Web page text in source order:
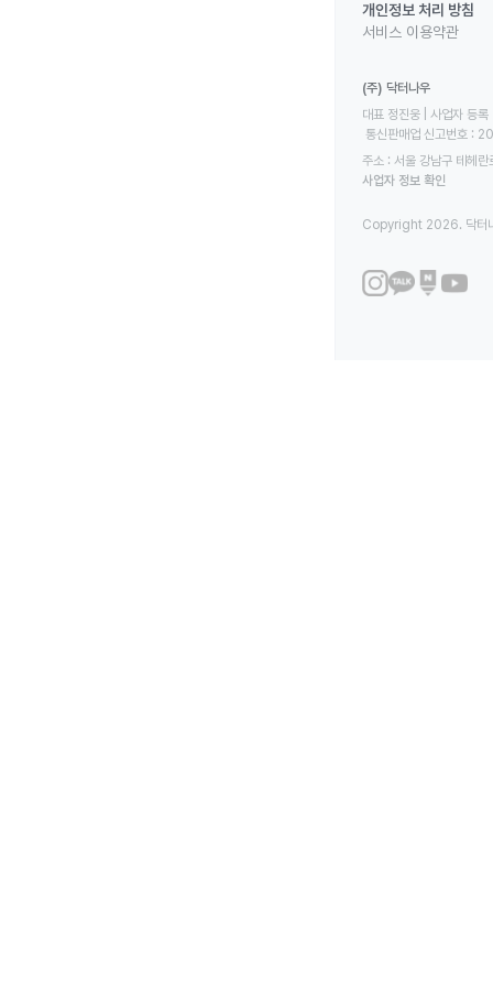
개인정보 처리 방침
서비스 이용약관
(주) 닥터나우
대표 정진웅 | 사업자
통신판매업 신고번호
주소 : 서울 강남구 테헤
사업자 정보 확인
Copyright 2026. 닥터